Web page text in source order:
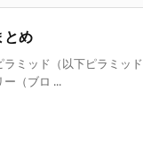
とめ
ミッド（以下ピラミッド
（ブロ ...